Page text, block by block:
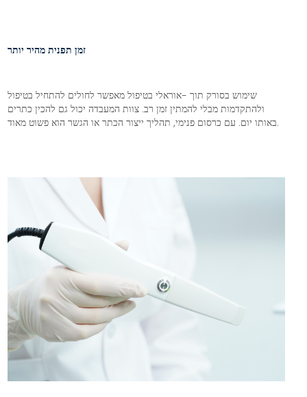
זמן תפנית מהיר יותר
שימוש בסורק תוך -אוראלי בטיפול מאפשר לחולים להתחיל בטיפול
ולהתקדמות מבלי להמתין זמן רב. צוות המעבדה יכול גם להכין כתרים